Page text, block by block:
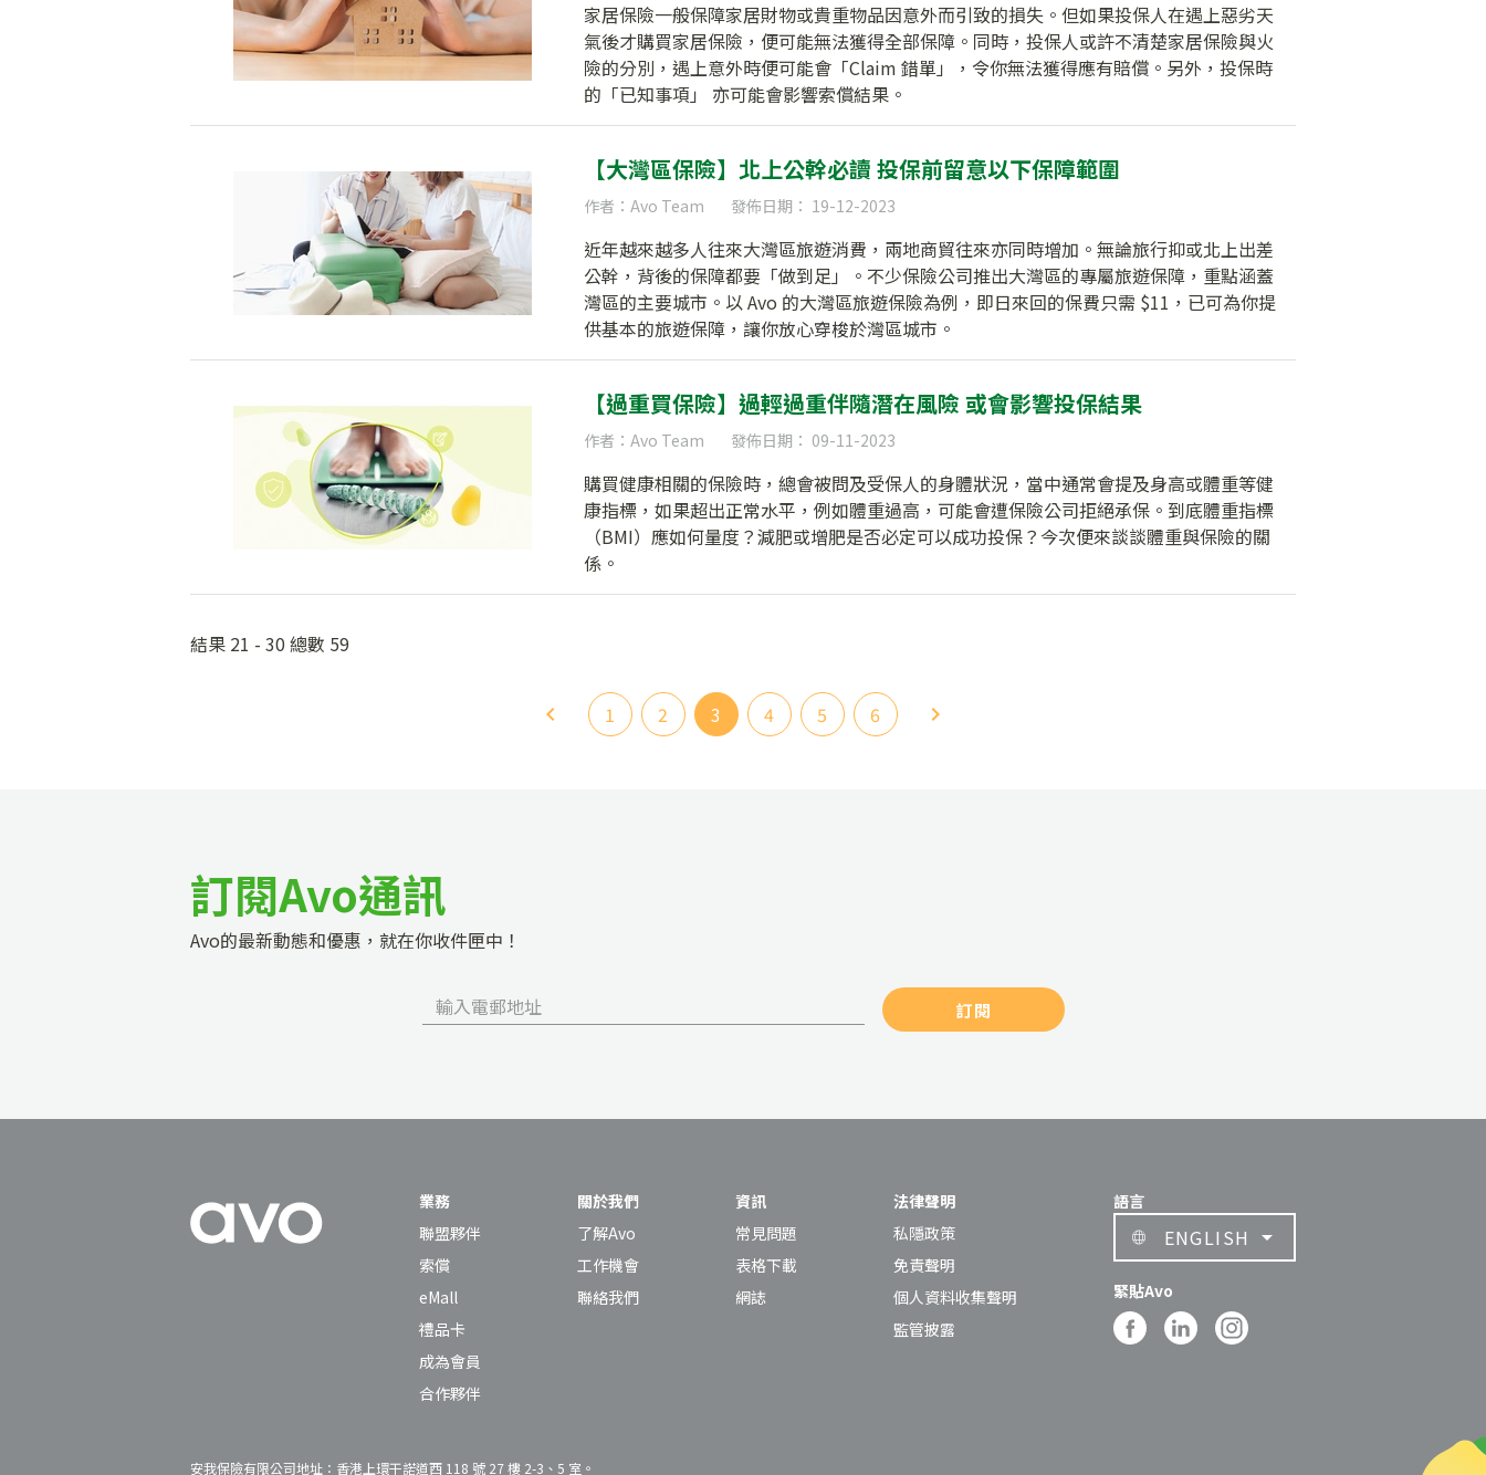
家居保險一般保障家居財物或貴重物品因意外而引致的損失。但如果投保人在遇上惡劣天
氣後才購買家居保險，便可能無法獲得全部保障。同時，投保人或許不清楚家居保險與火
險的分別，遇上意外時便可能會「Claim 錯單」，令你無法獲得應有賠償。另外，投保時
的「已知事項」 亦可能會影響索償結果。
【大灣區保險】北上公幹必讀 投保前留意以下保障範圍
作者：Avo Team 發佈日期： 19-12-2023
近年越來越多人往來大灣區旅遊消費，兩地商貿往來亦同時增加。無論旅行抑或北上出差
公幹，背後的保障都要「做到足」。不少保險公司推出大灣區的專屬旅遊保障，重點涵蓋
灣區的主要城市。以 Avo 的大灣區旅遊保險為例，即日來回的保費只需 $11，已可為你提
供基本的旅遊保障，讓你放心穿梭於灣區城市。
【過重買保險】過輕過重伴隨潛在風險 或會影響投保結果
作者：Avo Team 發佈日期： 09-11-2023
購買健康相關的保險時，總會被問及受保人的身體狀況，當中通常會提及身高或體重等健
康指標，如果超出正常水平，例如體重過高，可能會遭保險公司拒絕承保。到底體重指標
（BMI）應如何量度？減肥或增肥是否必定可以成功投保？今次便來談談體重與保險的關
係。
結果 21 - 30 總數 59
1 2 3 4 5 6
訂閱Avo通訊
Avo的最新動態和優惠，就在你收件匣中！
訂閱
業務
聯盟夥伴
索償
eMall
禮品卡
成為會員
合作夥伴
關於我們
了解Avo
工作機會
聯絡我們
資訊
常見問題
表格下載
網誌
法律聲明
私隱政策
免責聲明
個人資料收集聲明
監管披露
語言
ENGLISH
緊貼Avo
安我保險有限公司地址：香港上環干諾道西 118 號 27 樓 2-3、5 室。